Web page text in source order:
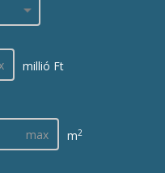
millió Ft
m2